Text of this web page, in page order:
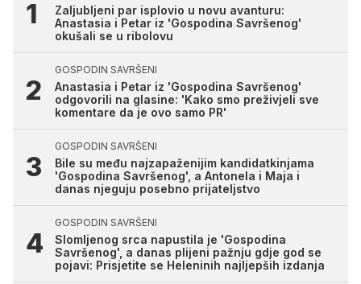
Zaljubljeni par isplovio u novu avanturu:
Anastasia i Petar iz 'Gospodina Savršenog'
okušali se u ribolovu
GOSPODIN SAVRŠENI
Anastasia i Petar iz 'Gospodina Savršenog'
odgovorili na glasine: 'Kako smo preživjeli sve
komentare da je ovo samo PR'
GOSPODIN SAVRŠENI
Bile su među najzapaženijim kandidatkinjama
'Gospodina Savršenog', a Antonela i Maja i
danas njeguju posebno prijateljstvo
GOSPODIN SAVRŠENI
Slomljenog srca napustila je 'Gospodina
Savršenog', a danas plijeni pažnju gdje god se
pojavi: Prisjetite se Heleninih najljepših izdanja